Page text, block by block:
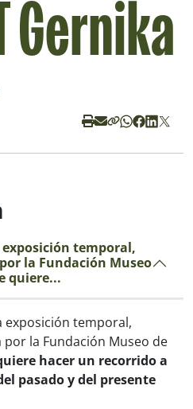
Gernika
exposición temporal,
la Fundación Museo
quiere...
exposición temporal,
la Fundación Museo de
hacer un recorrido a
pasado y del presente